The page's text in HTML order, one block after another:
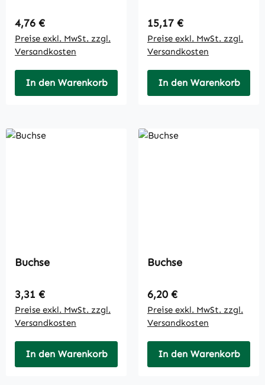
Regulärer Preis:
4,76 €
Preise exkl. MwSt. zzgl.
Versandkosten
In den Warenkorb
Regulärer Preis:
15,17 €
Preise exkl. MwSt. zzgl.
Versandkosten
In den Warenkorb
Buchse
Regulärer Preis:
3,31 €
Preise exkl. MwSt. zzgl.
Versandkosten
In den Warenkorb
Buchse
Regulärer Preis:
6,20 €
Preise exkl. MwSt. zzgl.
Versandkosten
In den Warenkorb